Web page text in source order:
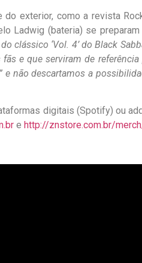
exterior, como a revista
Ladwig (bateria) se
clássico ‘Vol. 4’ do Black
e que serviram de referência
e não descartamos a
digitais (Spotify) ou
e http://znstore.com.br/